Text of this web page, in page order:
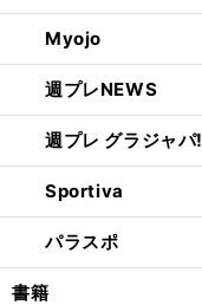
Myojo
週プレNEWS
週プレ グラジャパ!
Sportiva
パラスポ
書籍